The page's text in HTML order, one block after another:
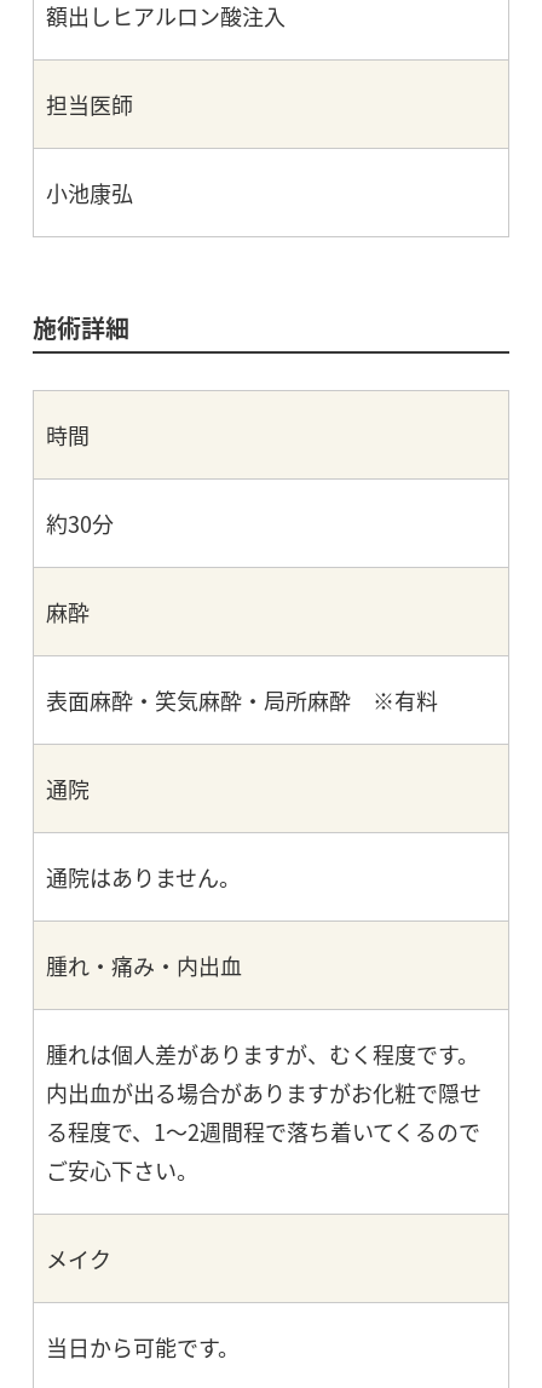
額出しヒアルロン酸注入
担当医師
小池康弘
施術詳細
時間
約30分
麻酔
表面麻酔・笑気麻酔・局所麻酔 ※有料
通院
通院はありません。
腫れ・痛み・内出血
腫れは個人差がありますが、むく程度です。
内出血が出る場合がありますがお化粧で隠せ
る程度で、1～2週間程で落ち着いてくるので
ご安心下さい。
メイク
当日から可能です。